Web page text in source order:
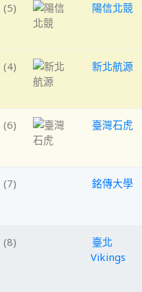
(5) 陽信北競
(4) 新北航源
(6) 臺灣石虎
(7) 銘傳大學
(8)
臺北
Vikings